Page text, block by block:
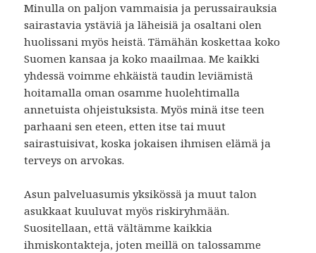
Minulla on paljon vammaisia ja perussairauksia
sairastavia ystäviä ja läheisiä ja osaltani olen
huolissani myös heistä. Tämähän koskettaa koko
Suomen kansaa ja koko maailmaa. Me kaikki
yhdessä voimme ehkäistä taudin leviämistä
hoitamalla oman osamme huolehtimalla
annetuista ohjeistuksista. Myös minä itse teen
parhaani sen eteen, etten itse tai muut
sairastuisivat, koska jokaisen ihmisen elämä ja
terveys on arvokas.
Asun palveluasumis yksikössä ja muut talon
asukkaat kuuluvat myös riskiryhmään.
Suositellaan, että vältämme kaikkia
ihmiskontakteja, joten meillä on talossamme